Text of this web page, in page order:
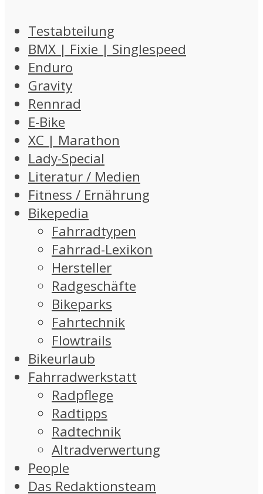
Testabteilung
BMX | Fixie | Singlespeed
Enduro
Gravity
Rennrad
E-Bike
XC | Marathon
Lady-Special
Literatur / Medien
Fitness / Ernährung
Bikepedia
Fahrradtypen
Fahrrad-Lexikon
Hersteller
Radgeschäfte
Bikeparks
Fahrtechnik
Flowtrails
Bikeurlaub
Fahrradwerkstatt
Radpflege
Radtipps
Radtechnik
Altradverwertung
People
Das Redaktionsteam